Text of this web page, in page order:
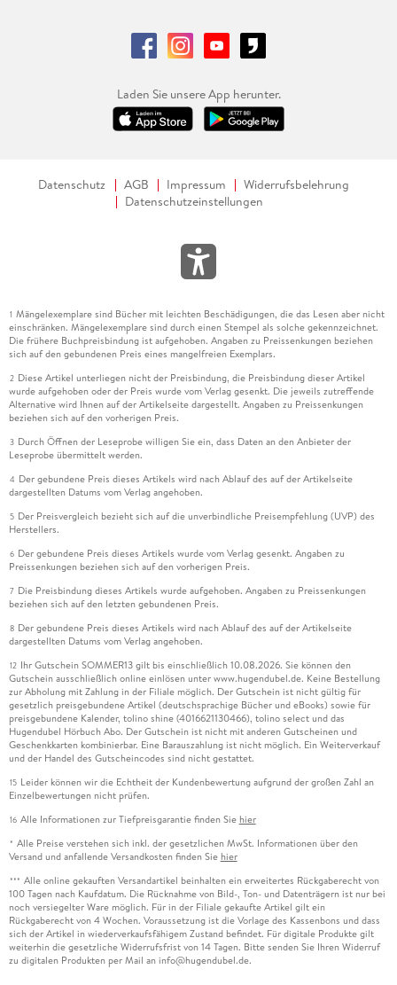
Laden Sie unsere App herunter.
Datenschutz AGB Impressum
Widerrufsbelehrung
Datenschutzeinstellungen
1 Mängelexemplare sind Bücher mit leichten Beschädigungen, die das Lesen aber nicht
einschränken. Mängelexemplare sind durch einen Stempel als solche gekennzeichnet.
Die frühere Buchpreisbindung ist aufgehoben. Angaben zu Preissenkungen beziehen
sich auf den gebundenen Preis eines mangelfreien Exemplars.
2 Diese Artikel unterliegen nicht der Preisbindung, die Preisbindung dieser Artikel
wurde aufgehoben oder der Preis wurde vom Verlag gesenkt. Die jeweils zutreffende
Alternative wird Ihnen auf der Artikelseite dargestellt. Angaben zu Preissenkungen
beziehen sich auf den vorherigen Preis.
3 Durch Öffnen der Leseprobe willigen Sie ein, dass Daten an den Anbieter der
Leseprobe übermittelt werden.
4 Der gebundene Preis dieses Artikels wird nach Ablauf des auf der Artikelseite
dargestellten Datums vom Verlag angehoben.
5 Der Preisvergleich bezieht sich auf die unverbindliche Preisempfehlung (UVP) des
Herstellers.
6 Der gebundene Preis dieses Artikels wurde vom Verlag gesenkt. Angaben zu
Preissenkungen beziehen sich auf den vorherigen Preis.
7 Die Preisbindung dieses Artikels wurde aufgehoben. Angaben zu Preissenkungen
beziehen sich auf den letzten gebundenen Preis.
8 Der gebundene Preis dieses Artikels wird nach Ablauf des auf der Artikelseite
dargestellten Datums vom Verlag angehoben.
12 Ihr Gutschein SOMMER13 gilt bis einschließlich 10.08.2026. Sie können den
Gutschein ausschließlich online einlösen unter www.hugendubel.de. Keine Bestellung
zur Abholung mit Zahlung in der Filiale möglich. Der Gutschein ist nicht gültig für
gesetzlich preisgebundene Artikel (deutschsprachige Bücher und eBooks) sowie für
preisgebundene Kalender, tolino shine (4016621130466), tolino select und das
Hugendubel Hörbuch Abo. Der Gutschein ist nicht mit anderen Gutscheinen und
Geschenkkarten kombinierbar. Eine Barauszahlung ist nicht möglich. Ein Weiterverkauf
und der Handel des Gutscheincodes sind nicht gestattet.
15 Leider können wir die Echtheit der Kundenbewertung aufgrund der großen Zahl an
Einzelbewertungen nicht prüfen.
16 Alle Informationen zur Tiefpreisgarantie finden Sie hier
* Alle Preise verstehen sich inkl. der gesetzlichen MwSt. Informationen über den
Versand und anfallende Versandkosten finden Sie hier
*** Alle online gekauften Versandartikel beinhalten ein erweitertes Rückgaberecht von
100 Tagen nach Kaufdatum. Die Rücknahme von Bild-, Ton- und Datenträgern ist nur bei
noch versiegelter Ware möglich. Für in der Filiale gekaufte Artikel gilt ein
Rückgaberecht von 4 Wochen. Voraussetzung ist die Vorlage des Kassenbons und dass
sich der Artikel in wiederverkaufsfähigem Zustand befindet. Für digitale Produkte gilt
weiterhin die gesetzliche Widerrufsfrist von 14 Tagen. Bitte senden Sie Ihren Widerruf
zu digitalen Produkten per Mail an info@hugendubel.de.